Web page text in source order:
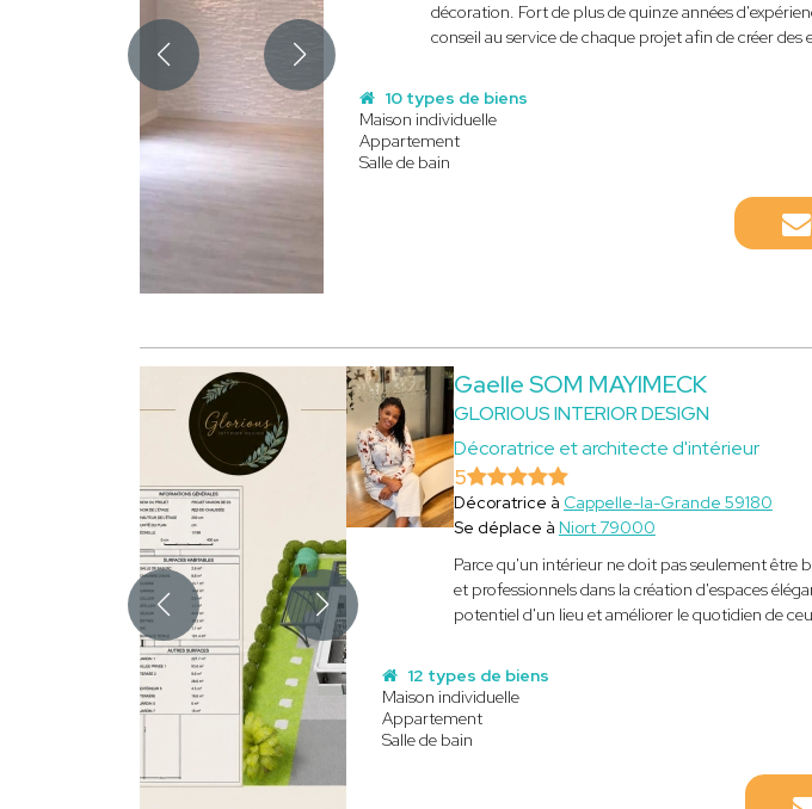
décoration. Fort de plus de quinze années
conseil au service de chaque projet afin de créer
10 types de biens
Maison individuelle
Appartement
Salle de bain
Gaelle SOM MAYIMECK
GLORIOUS INTERIOR DESIGN
Décoratrice et architecte d'intérieur
5
Décoratrice à Cappelle-la-Grande 59180
Se déplace à Niort 79000
Parce qu'un intérieur ne doit pas seulement être
et professionnels dans la création d'espaces
potentiel d'un lieu et améliorer le quotidien de
12 types de biens
Maison individuelle
Appartement
Salle de bain